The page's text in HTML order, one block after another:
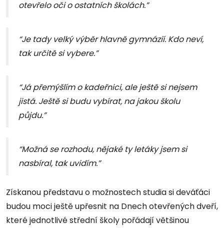
otevřelo oči o ostatních školách.”
“Je tady velký výběr hlavně gymnázií. Kdo neví,
tak určitě si vybere.”
“Já přemýšlím o kadeřnici, ale ještě si nejsem
jistá. Ještě si budu vybírat, na jakou školu
půjdu.”
“Možná se rozhodu, nějaké ty letáky jsem si
nasbíral, tak uvidím.”
Získanou představu o možnostech studia si deváťáci
budou moci ještě upřesnit na Dnech otevřených dveří,
které jednotlivé střední školy pořádají většinou